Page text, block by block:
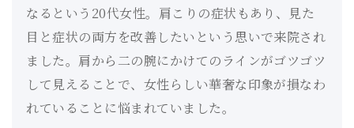
なるという20代女性。肩こりの症状もあり、見た
目と症状の両方を改善したいという思いで来院され
ました。肩から二の腕にかけてのラインがゴツゴツ
して見えることで、女性らしい華奢な印象が損なわ
れていることに悩まれていました。